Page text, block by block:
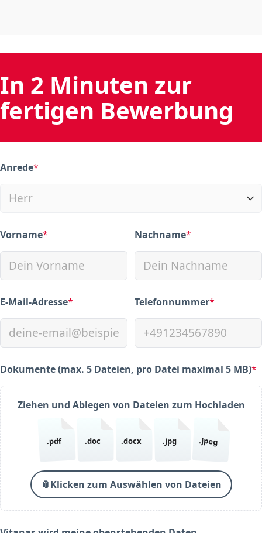
In 2 Minuten zur
fertigen Bewerbung
Anrede*
(required)
Vorname*
(required) Nachname*
(required)
E-Mail-Adresse*
(required) Telefonnummer*
(required)
Dokumente (max. 5 Dateien, pro Datei maximal 5 MB)*
(required)
Ziehen und Ablegen von Dateien zum Hochladen
.pdf .doc .docx .jpg .jpeg
📎Klicken zum Auswählen von Dateien